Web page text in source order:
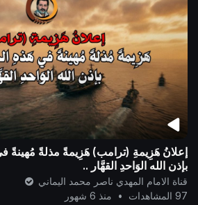
إعلانُ هَزِيمةِ (ترامب) هَزِيمةً مذلةً مُهينةً
بإذن الله الوَاحدِ القهَّار ..
قناة الامام المهدي ناصر محمد اليماني
97 المشاهدات
• منذ 6 شهور